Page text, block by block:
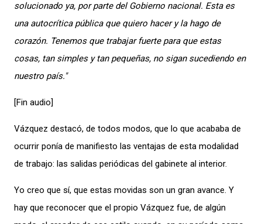
solucionado ya, por parte del Gobierno nacional. Esta es
una autocrítica pública que quiero hacer y la hago de
corazón. Tenemos que trabajar fuerte para que estas
cosas, tan simples y tan pequeñas, no sigan sucediendo en
nuestro país."
[Fin audio]
Vázquez destacó, de todos modos, que lo que acababa de
ocurrir ponía de manifiesto las ventajas de esta modalidad
de trabajo: las salidas periódicas del gabinete al interior.
Yo creo que sí, que estas movidas son un gran avance. Y
hay que reconocer que el propio Vázquez fue, de algún